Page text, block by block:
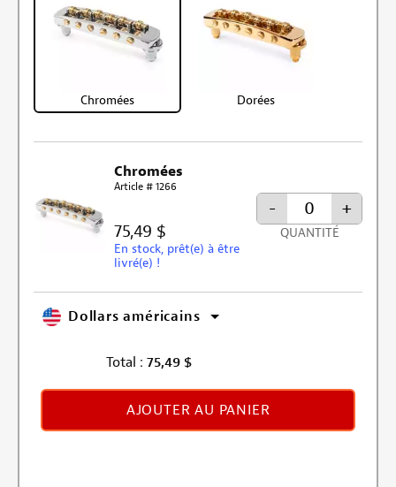
Chromées Dorées
Chromées
Article # 1266
75,49 $
En stock, prêt(e) à être
livré(e) !
- +
QUANTITÉ
Dollars américains
Total : 75,49 $
AJOUTER AU PANIER